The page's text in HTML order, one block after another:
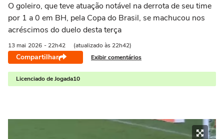
O goleiro, que teve atuação notável na derrota de seu time
por 1 a 0 em BH, pela Copa do Brasil, se machucou nos
acréscimos do duelo desta terça
13 mai 2026 - 22h42 (atualizado às 22h42)
Compartilhar Exibir comentários
Licenciado de Jogada10